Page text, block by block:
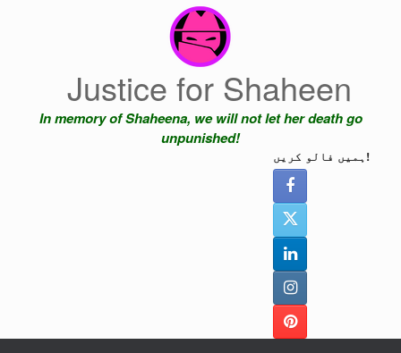
Justice for Shaheen
In memory of Shaheena, we will not let her death go
unpunished!
ہمیں فالو کریں!